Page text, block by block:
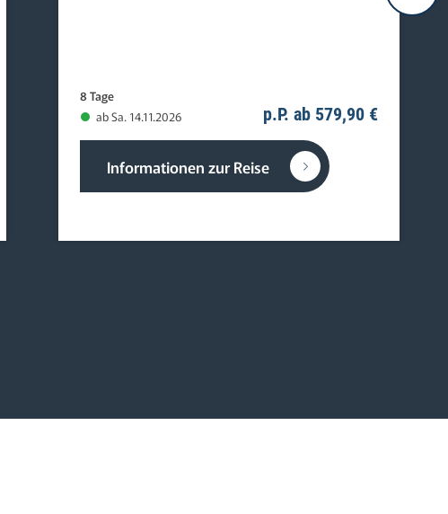
8 Tage
ab Sa. 14.11.2026
p.P. ab 579,90 €
Informationen zur Reise